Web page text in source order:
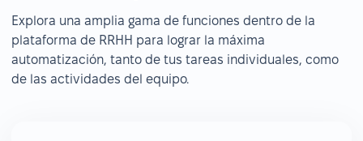
Explora una amplia gama de funciones dentro de la
plataforma de RRHH para lograr la máxima
automatización, tanto de tus tareas individuales, como
de las actividades del equipo.